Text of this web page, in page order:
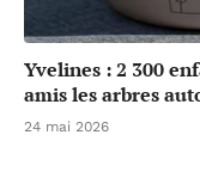
Yvelines : 2 300
amis les arbres
24 mai 2026